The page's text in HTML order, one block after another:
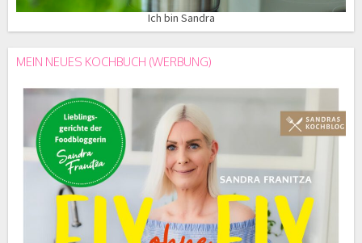
Ich bin Sandra
MEIN NEUES KOCHBUCH (WERBUNG)